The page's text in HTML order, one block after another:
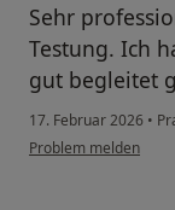
Sehr
Testung. Ich
gut begleitet
17. Februar 2026 •
Problem melden